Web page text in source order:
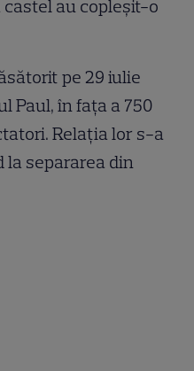
au copleșit-o
pe 29 iulie
Paul, în fața a 750
Relația lor s-a
la separarea din